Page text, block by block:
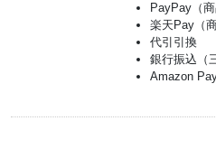
PayPay（
楽天Pay（
代引引換
銀行振込（
Amazon